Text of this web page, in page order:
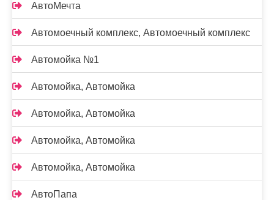
АвтоМечта
Автомоечный комплекс, Автомоечный комплекс
Автомойка №1
Автомойка, Автомойка
Автомойка, Автомойка
Автомойка, Автомойка
Автомойка, Автомойка
АвтоПапа